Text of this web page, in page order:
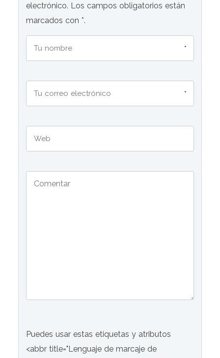
electrónico. Los campos obligatorios están
marcados con *.
*
*
Puedes usar estas etiquetas y atributos
<abbr title="Lenguaje de marcaje de